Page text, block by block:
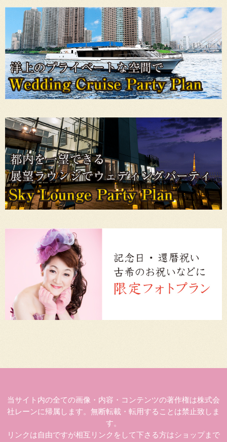
当サイト内の全ての画像・内容・コンテンツの著作権は株式会
社レーンに帰属します。無断転載・転用することは禁止致しま
す。
リンクは自由ですが相互リンクをして下さる方はショップまで